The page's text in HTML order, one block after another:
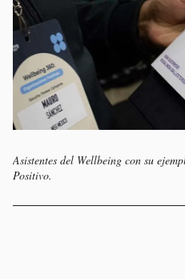
Asistentes del Wellbeing con su
Positivo.